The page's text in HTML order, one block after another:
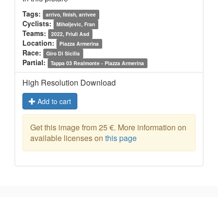
Tags: arrivo, finish, arrivee
Cyclists: Miholjevic, Fran
Teams: 2022, Friuli Asd
Location: Piazza Armerina
Race: Giro Di Sicilia
Partial: Tappa 03 Realmonte - Piazza Armerina
High Resolution Download
Add to cart
Get this image from 25 €. More information on
available licenses on this page